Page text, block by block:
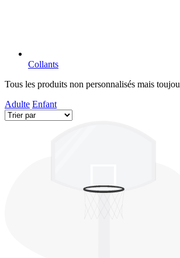
Collants
Tous les produits non personnalisés mais
Adulte Enfant